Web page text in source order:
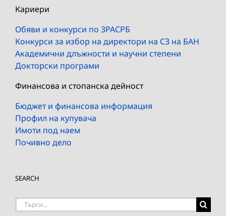
Кариери
Обяви и конкурси по ЗРАСРБ
Конкурси за избор на директори на СЗ на БАН
Академични длъжности и научни степени
Докторски програми
Финансова и стопанска дейност
Бюджет и финансова информация
Профил на купувача
Имоти под наем
Почивно дело
SEARCH
Търсене